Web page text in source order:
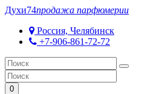
Духи74продажа парфюмерии
Россия, Челябинск
+7-906-861-72-72
0